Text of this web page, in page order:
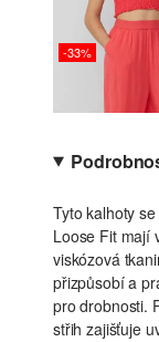
-33%
Tyto kalhoty
Loose Fit mají
viskózová
přizpůsobí a
pro drobnosti.
střih zajišťuje